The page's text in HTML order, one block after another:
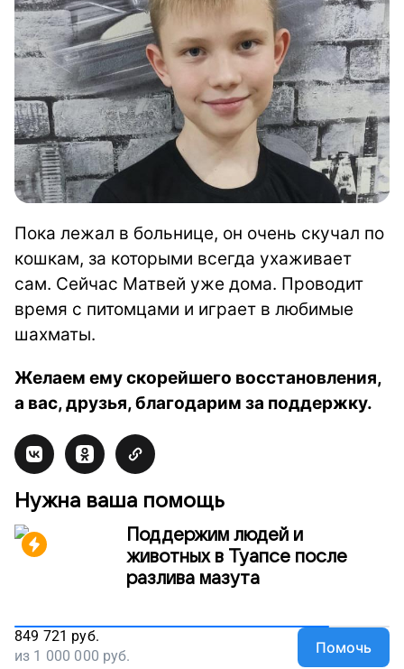
Пока лежал в больнице, он очень скучал по
кошкам, за которыми всегда ухаживает
сам. Сейчас Матвей уже дома. Проводит
время с питомцами и играет в любимые
шахматы.
Желаем ему скорейшего восстановления,
а вас, друзья, благодарим за поддержку.
Нужна ваша помощь
Поддержим людей и
животных в Туапсе после
разлива мазута
849 721 руб.
из 1 000 000 руб. Помочь